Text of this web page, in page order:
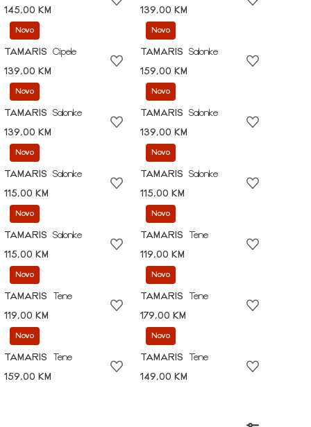
145,00 KM
139,00 KM
Novo
TAMARIS
Cipele
139,00 KM
Novo
TAMARIS
Salonke
159,00 KM
Novo
TAMARIS
Salonke
139,00 KM
Novo
TAMARIS
Salonke
139,00 KM
Novo
TAMARIS
Salonke
115,00 KM
Novo
TAMARIS
Salonke
115,00 KM
Novo
TAMARIS
Salonke
115,00 KM
Novo
TAMARIS
Tene
119,00 KM
Novo
TAMARIS
Tene
119,00 KM
Novo
TAMARIS
Tene
179,00 KM
Novo
TAMARIS
Tene
159,00 KM
Novo
TAMARIS
Tene
149,00 KM